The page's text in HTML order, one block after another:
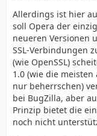
Allerdings ist hier
soll Opera der
neueren Versionen
SSL-Verbindungen
(wie OpenSSL)
1.0 (wie die
nur beherrschen)
bei BugZilla, aber
Prinzip bietet die
noch nicht